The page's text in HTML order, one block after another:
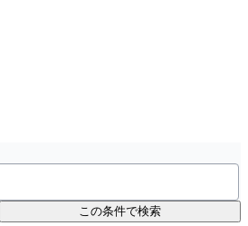
この条件で検索